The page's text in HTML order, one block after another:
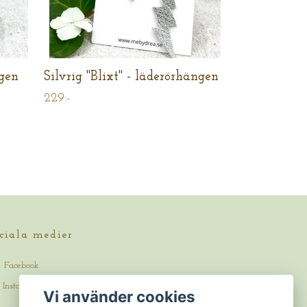
Silvrig "Blixt" - läderörhängen
229:-
medier
Facebook
Instagram
Vi använder cookies